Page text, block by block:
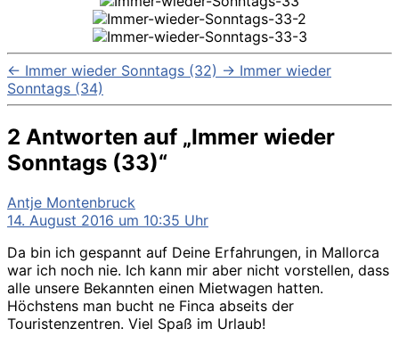
← Immer wieder Sonntags (32) → Immer wieder
Sonntags (34)
2 Antworten auf „Immer wieder
Sonntags (33)“
Antje Montenbruck
14. August 2016 um 10:35 Uhr
Da bin ich gespannt auf Deine Erfahrungen, in Mallorca
war ich noch nie. Ich kann mir aber nicht vorstellen, dass
alle unsere Bekannten einen Mietwagen hatten.
Höchstens man bucht ne Finca abseits der
Touristenzentren. Viel Spaß im Urlaub!